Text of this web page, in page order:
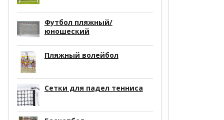
Футбол пляжный/
юношеский
Пляжный волейбол
Сетки для падел тенниса